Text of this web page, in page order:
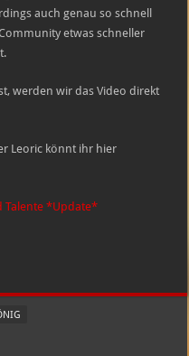
auch genau so schnell
etwas schneller
werden wir das Video direkt
Leoric könnt ihr hier
Talente *Update*